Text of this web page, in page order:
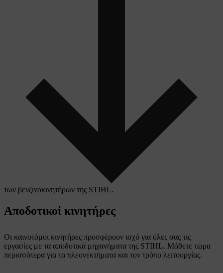
των βενζινοκινητήρων της STIHL.
Αποδοτικοί κινητήρες
Οι καινοτόμοι κινητήρες προσφέρουν ισχύ για όλες σας τις
εργασίες με τα αποδοτικά μηχανήματα της STIHL. Μάθετε τώρα
περισσότερα για τα πλεονεκτήματα και τον τρόπο λειτουργίας.